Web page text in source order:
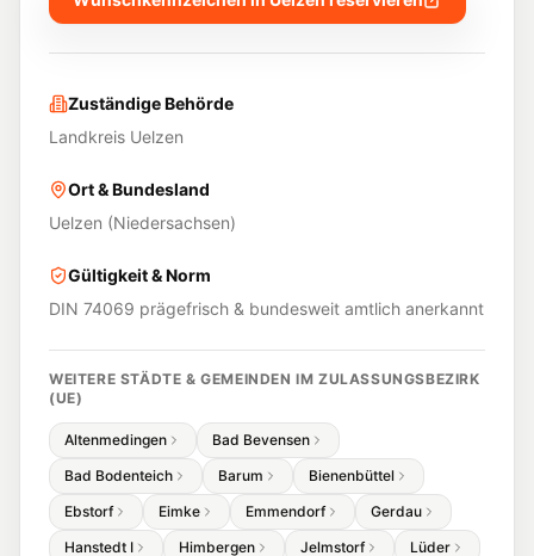
Zuständige Behörde
Landkreis Uelzen
Ort & Bundesland
Uelzen (Niedersachsen)
Gültigkeit & Norm
DIN 74069 prägefrisch & bundesweit amtlich anerkannt
WEITERE STÄDTE & GEMEINDEN IM ZULASSUNGSBEZIRK
(UE)
Altenmedingen
Bad Bevensen
Bad Bodenteich
Barum
Bienenbüttel
Ebstorf
Eimke Emmendorf
Gerdau
Hanstedt I
Himbergen Jelmstorf Lüder